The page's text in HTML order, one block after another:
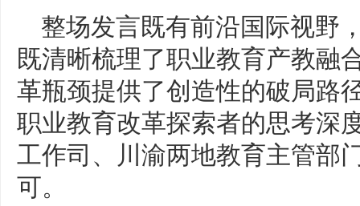
整场发言既有前沿国际视野
既清晰梳理了职业教育产教融
革瓶颈提供了创造性的破局路
职业教育改革探索者的思考深
工作司、川渝两地教育主管部
可。